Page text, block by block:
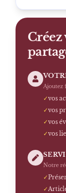
Créez
Ajoutez
✓vos
✓vos
✓vos
✓vos
Notre
✓
✓